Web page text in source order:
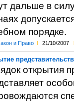
дальше в
порядке.
и Право l 21/10/2007 l
открытия